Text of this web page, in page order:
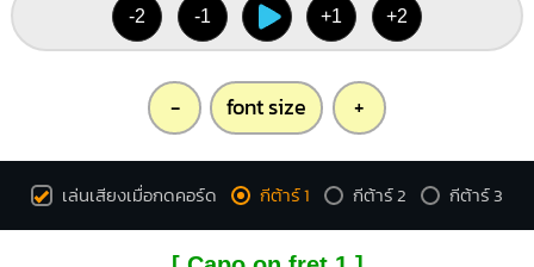
1
1
2
3
4
1
1
3
Bb
X
3 4
Bbm
X
2
3
-2 -1 +1 +2
- font size +
เล่นเสียงเมื่อกดคอร์ด กีต้าร์ 1 กีต้าร์ 2 กีต้าร์ 3